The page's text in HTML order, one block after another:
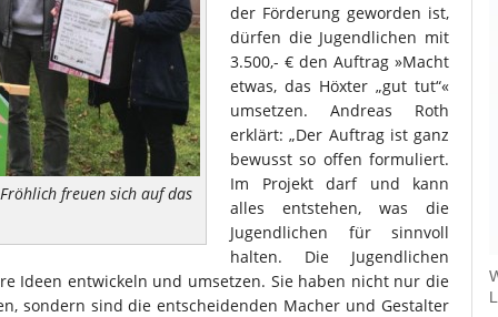
freuen sich auf das
der Förderung geworden ist,
dürfen die Jugendlichen mit
3.500,- € den Auftrag »Macht
etwas, das Höxter „gut tut“«
umsetzen. Andreas Roth
erklärt: „Der Auftrag ist ganz
bewusst so offen formuliert.
Im Projekt darf und kann
alles entstehen, was die
Jugendlichen für sinnvoll
halten. Die Jugendlichen
Ideen entwickeln und umsetzen. Sie haben nicht nur die
sondern sind die entscheidenden Macher und Gestalter